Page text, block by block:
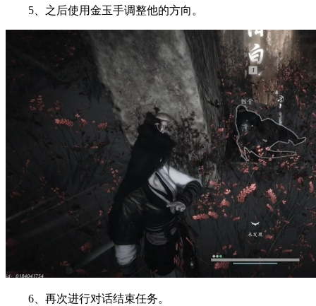
5、之后使用金玉手调整他的方向。
6、再次进行对话结束任务。